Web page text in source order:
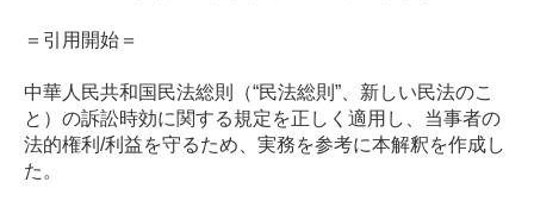
＝引用開始＝
中華人民共和国民法総則（“民法総則”、新しい民法のこ
と）の訴訟時効に関する規定を正しく適用し、当事者の
法的権利/利益を守るため、実務を参考に本解釈を作成し
た。